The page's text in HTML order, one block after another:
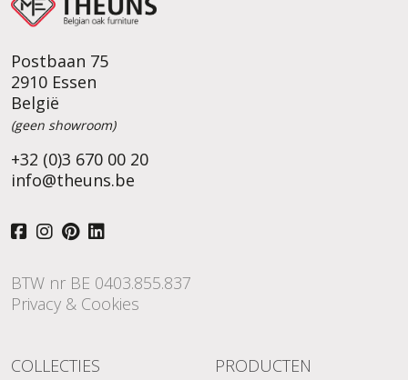
Postbaan 75
2910 Essen
België
(geen showroom)
+32 (0)3 670 00 20
info@theuns.be
BTW nr BE 0403.855.837
Privacy & Cookies
COLLECTIES
PRODUCTEN